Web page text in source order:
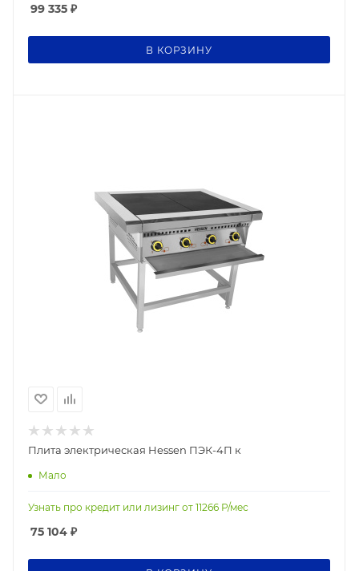
99 335 ₽
В КОРЗИНУ
Плита электрическая Hessen ПЭК-4П к
Мало
Узнать про кредит или лизинг от 11266 Р/мес
75 104 ₽